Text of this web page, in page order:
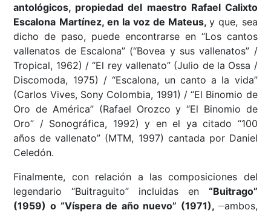
antológicos, propiedad del maestro Rafael Calixto
Escalona Martínez, en la voz de Mateus,y que, sea
dicho de paso, puede encontrarse en “Los cantos
vallenatos de Escalona” (“Bovea y sus vallenatos” /
Tropical, 1962) / “El rey vallenato” (Julio de la Ossa /
Discomoda, 1975) / “Escalona, un canto a la vida”
(Carlos Vives, Sony Colombia, 1991) / “El Binomio de
Oro de América” (Rafael Orozco y “El Binomio de
Oro” / Sonográfica, 1992) y en el ya citado “100
años de vallenato” (MTM, 1997) cantada por Daniel
Celedón.
Finalmente, con relación a las composiciones del
legendario “Buitraguito” incluidas en “Buitrago”
(1959) o “Víspera de año nuevo” (1971),
ambos,